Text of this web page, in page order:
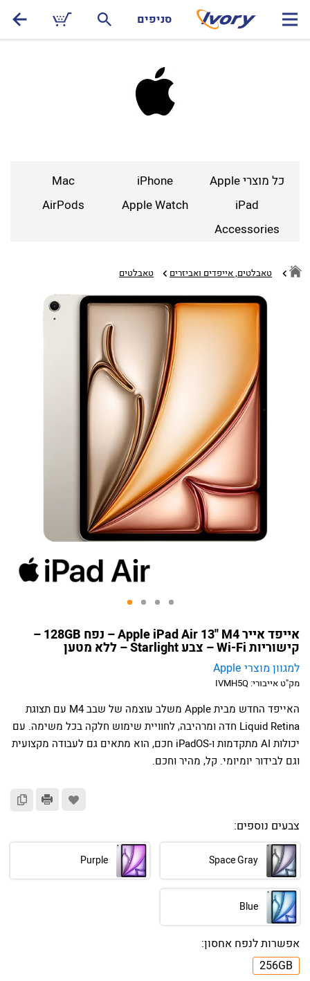
סניפים
כל מוצרי Apple iPhone
Mac
iPad
Apple Watch
AirPods
Accessories
טאבלטים, אייפדים ואביזרים טאבלטים‏
אייפד אייר Apple iPad Air 13'' M4 – נפח 128GB –
קישוריות Wi-Fi – צבע Starlight – ללא מטען
למגוון מוצרי Apple
מק"ט אייבורי: IVMH5Q
האייפד החדש מבית Apple משלב עוצמה של שבב M4 עם תצוגת
Liquid Retina חדה ומרהיבה, לחוויית שימוש חלקה בכל משימה. עם
יכולות AI מתקדמות ו-iPadOS חכם, הוא מתאים גם לעבודה מקצועית
וגם לבידור יומיומי. קל, מהיר וחכם.
צבעים נוספים:
Space Gray
Purple
Blue
אפשרות לנפח אחסון:
256GB